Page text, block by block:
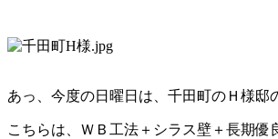
あっ、今度の日曜日は、千田町のＨ様邸
こちらは、ＷＢ工法＋シラス壁＋長期優